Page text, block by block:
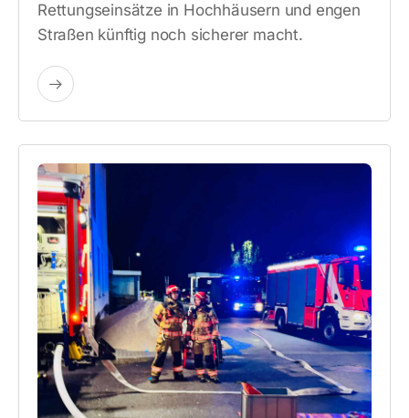
Rettungseinsätze in Hochhäusern und engen
Straßen künftig noch sicherer macht.